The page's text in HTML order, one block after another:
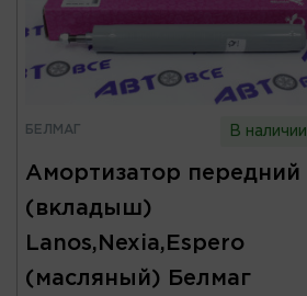
БЕЛМАГ В наличии
Амортизатор передний
(вкладыш)
Lanos,Nexia,Espero
(масляный) Белмаг